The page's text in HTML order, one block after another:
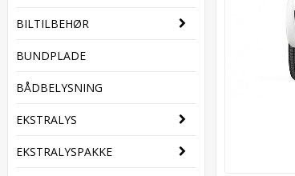
BILTILBEHØR
BUNDPLADE
BÅDBELYSNING
EKSTRALYS
EKSTRALYSPAKKE